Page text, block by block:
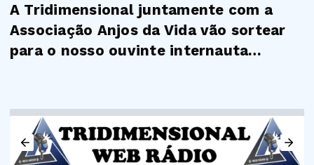
A Tridimensional juntamente com a
Associação Anjos da Vida vão sortear
para o nosso ouvinte internauta